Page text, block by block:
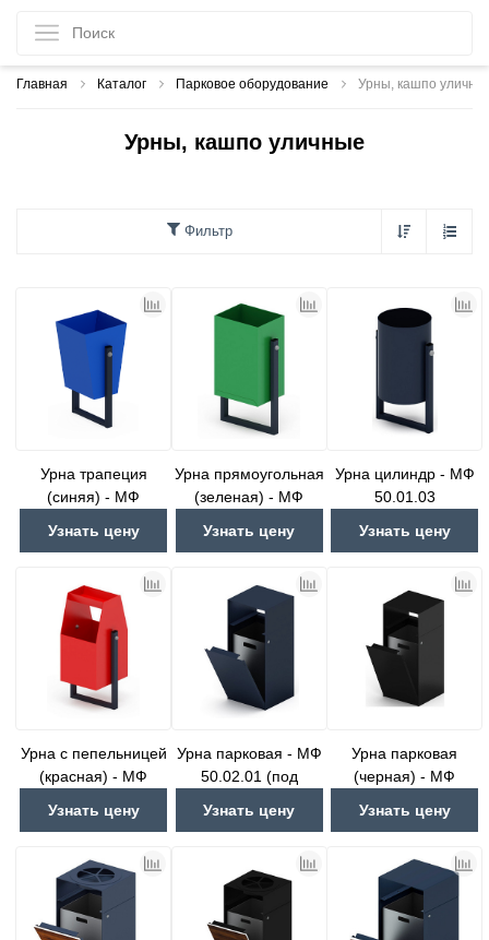
Главная Каталог Парковое оборудование Урны, кашпо
Урны, кашпо уличные
Фильтр
Урна трапеция
(синяя) - МФ
Узнать цену
Урна прямоугольная
(зеленая) - МФ
Узнать цену
Урна цилиндр - МФ
50.01.03
Узнать цену
Урна с пепельницей
(красная) - МФ
Узнать цену
Урна парковая - МФ
50.02.01 (под
Узнать цену
Урна парковая
(черная) - МФ
анкера)
Узнать цену